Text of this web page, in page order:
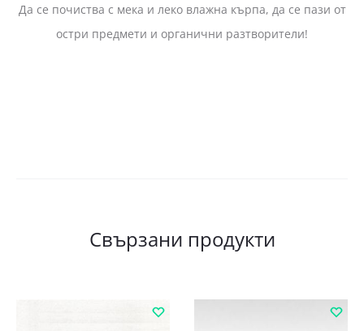
Да се почиства с мека и леко влажна кърпа, да се пази от
остри предмети и органични разтворители!
Свързани продукти